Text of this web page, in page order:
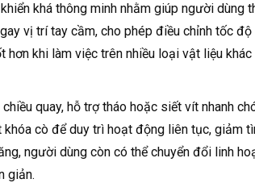
khá thông minh nhằm giúp người dùng
vị trí tay cầm, cho phép điều chỉnh tốc
khi làm việc trên nhiều loại vật liệu khác
quay, hỗ trợ tháo hoặc siết vít nhanh
cò để duy trì hoạt động liên tục, giảm
người dùng còn có thể chuyển đổi linh
giản.